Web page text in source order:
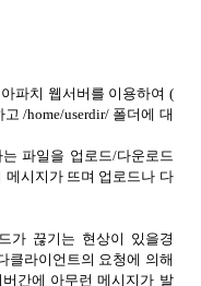
파치 웹서버를 이용하여 (
/home/userdir/ 폴더에 대
파일을 업로드/다운로드
메시지가 뜨며 업로드나 다
가 끊기는 현상이 있을경
클라이언트의 요청에 의해
버간에 아무런 메시지가 발